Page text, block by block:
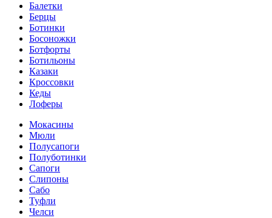
Балетки
Берцы
Ботинки
Босоножки
Ботфорты
Ботильоны
Казаки
Кроссовки
Кеды
Лоферы
Мокасины
Мюли
Полусапоги
Полуботинки
Сапоги
Слипоны
Сабо
Туфли
Челси